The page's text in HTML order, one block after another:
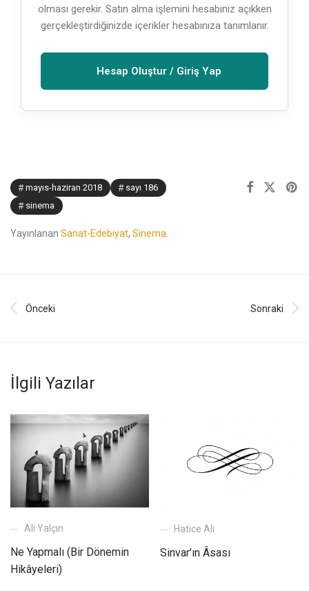
olması gerekir. Satın alma işlemini hesabınız açıkken
gerçekleştirdiğinizde içerikler hesabınıza tanımlanır.
Hesap Oluştur / Giriş Yap
mayıs-haziran 2018
sayı 186
sinema
Yayınlanan Sanat-Edebiyat, Sinema
Önceki Sonraki
İlgili Yazılar
Ali Yalçın
Ne Yapmalı (Bir Dönemin
Hikâyeleri)
Hatice Ali
Sinvar’ın Âsası